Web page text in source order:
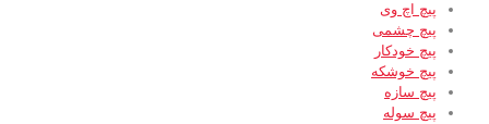
پیچ اچ وی
پیچ چشمی
پیچ خودکار
پیچ خوشکه
پیچ سازه
پیچ سوله